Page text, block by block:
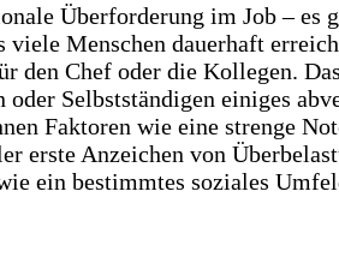
Überforderung im Job – es
Menschen dauerhaft
den Chef oder die Kollegen.
Selbstständigen einiges
Faktoren wie eine strenge
erste Anzeichen von
ein bestimmtes soziales